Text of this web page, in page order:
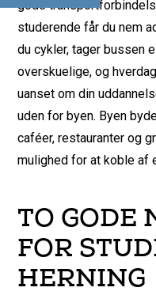
gode
studerende får du nem
du cykler, tager bussen
overskuelige, og
uanset om din
uden for byen. Byen
caféer, restauranter og
mulighed for at koble af
TO GODE
FOR
HERNING